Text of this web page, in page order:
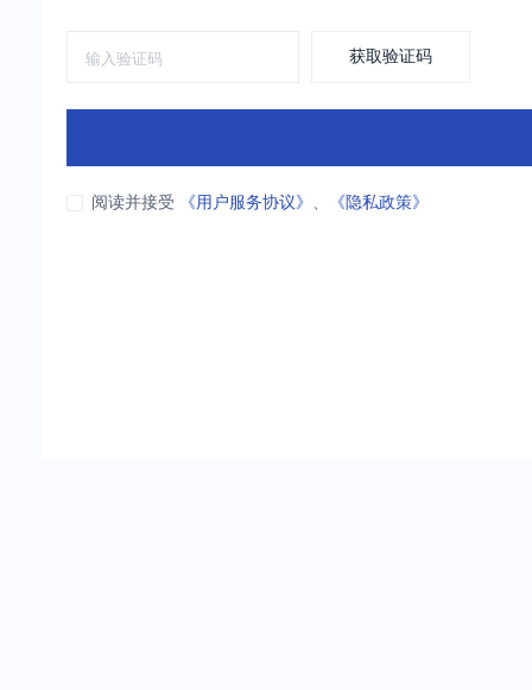
获取验证码
阅读并接受 《用户服务协议》 、 《隐私政策》